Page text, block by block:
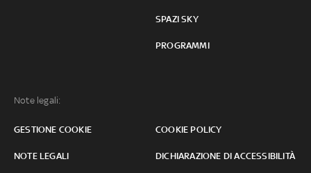
SPAZI SKY
PROGRAMMI
Note legali:
GESTIONE COOKIE COOKIE POLICY
NOTE LEGALI DICHIARAZIONE DI ACCESSIBILITÀ